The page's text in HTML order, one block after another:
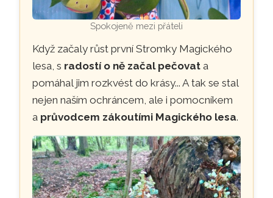
Spokojeně mezi přáteli
Když začaly růst první Stromky Magického
lesa, s radostí o ně začal pečovat a
pomáhal jim rozkvést do krásy... A tak se stal
nejen naším ochráncem, ale i pomocníkem
a průvodcem zákoutími Magického lesa.